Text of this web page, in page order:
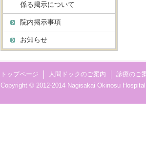
係る掲示について
院内掲示事項
お知らせ
トップページ 人間ドックのご案内 診療のご
Copyright © 2012-2014 Nagisakai Okinosu Hospital